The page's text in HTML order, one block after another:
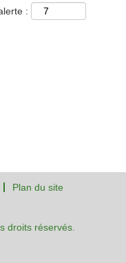
:
Plan du site
droits réservés.